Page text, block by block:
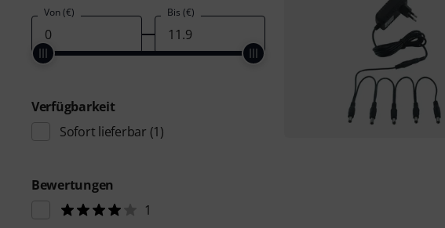
Von (€) Bis (€)
Verfügbarkeit
Sofort lieferbar (1)
Bewertungen
1